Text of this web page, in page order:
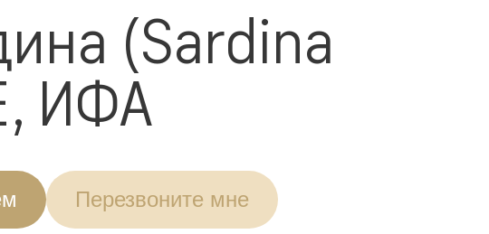
(Sardina
ИФА
Перезвоните мне